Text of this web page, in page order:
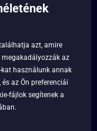
azt, amire
megakadályozzák az
kat használunk annak
az Ön preferenciái
fájlok segítenek a